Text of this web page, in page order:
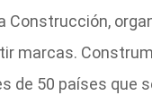
Construcción,
marcas.
de 50 países que